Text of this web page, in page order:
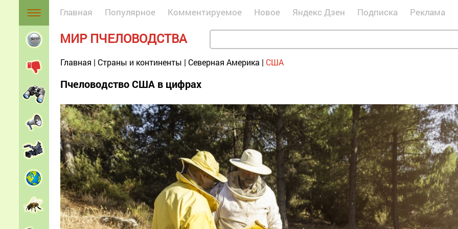
Главная Популярное Комментируемое Новое Яндекс Дзен Подписка Реклама
МИР ПЧЕЛОВОДСТВА
Главная | Страны и континенты | Северная Америка | США
Пчеловодство США в цифрах